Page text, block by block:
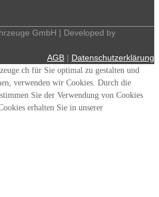
GmbH | Developed by
AGB | Datenschutzerklärung
für Sie optimal zu gestalten und
verwenden wir Cookies. Durch die
Sie der Verwendung von Cookies
erhalten Sie in unserer